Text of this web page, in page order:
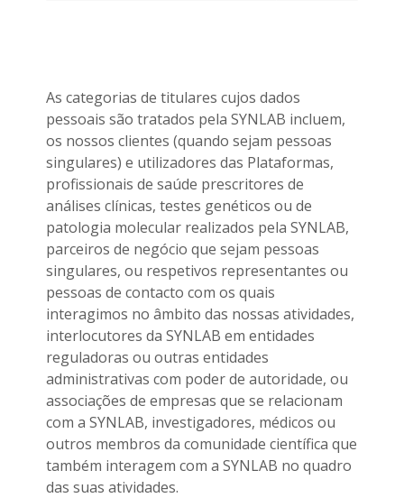
As categorias de titulares cujos dados
pessoais são tratados pela SYNLAB incluem,
os nossos clientes (quando sejam pessoas
singulares) e utilizadores das Plataformas,
profissionais de saúde prescritores de
análises clínicas, testes genéticos ou de
patologia molecular realizados pela SYNLAB,
parceiros de negócio que sejam pessoas
singulares, ou respetivos representantes ou
pessoas de contacto com os quais
interagimos no âmbito das nossas atividades,
interlocutores da SYNLAB em entidades
reguladoras ou outras entidades
administrativas com poder de autoridade, ou
associações de empresas que se relacionam
com a SYNLAB, investigadores, médicos ou
outros membros da comunidade científica que
também interagem com a SYNLAB no quadro
das suas atividades.